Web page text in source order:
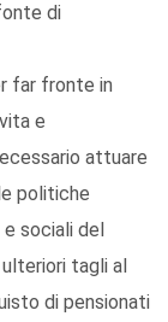
di
far fronte in
e
attuare
politiche
sociali del
tagli al
di pensionati